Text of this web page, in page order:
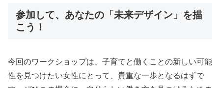
参加して、あなたの「未来デザイン」を描
こう！
今回のワークショップは、子育てと働くことの新しい可能
性を見つけたい女性にとって、貴重な一歩となるはずで